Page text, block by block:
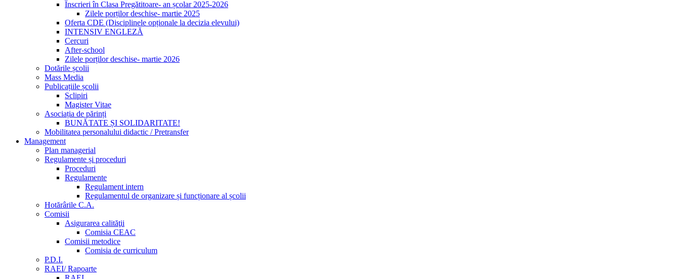
Înscrieri în Clasa Pregătitoare- an școlar 2025-2026
Zilele porților deschise- martie 2025
Oferta CDE (Disciplinele opționale la decizia elevului)
INTENSIV ENGLEZĂ
Cercuri
After-school
Zilele porților deschise- martie 2026
Dotările școlii
Mass Media
Publicațiile școlii
Sclipiri
Magister Vitae
Asociația de părinți
BUNĂTATE ȘI SOLIDARITATE!
Mobilitatea personalului didactic / Pretransfer
Management
Plan managerial
Regulamente și proceduri
Proceduri
Regulamente
Regulament intern
Regulamentul de organizare și funcționare al școlii
Hotărârile C.A.
Comisii
Asigurarea calităţii
Comisia CEAC
Comisii metodice
Comisia de curriculum
P.D.I.
RAEI/ Rapoarte